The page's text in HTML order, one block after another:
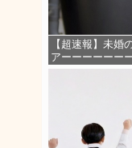
【超速報】未婚
アーーーーーー